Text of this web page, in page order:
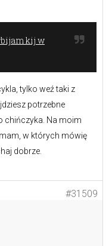
kij w
tylko weź taki z
potrzebne
chińczyka. Na moim
w których mówię
dobrze.
#31509